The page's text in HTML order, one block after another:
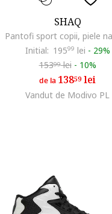
SHAQ
Initial: 19599 lei - 29%
15399lei - 10%
de la 13859lei
Vandut de Modivo PL